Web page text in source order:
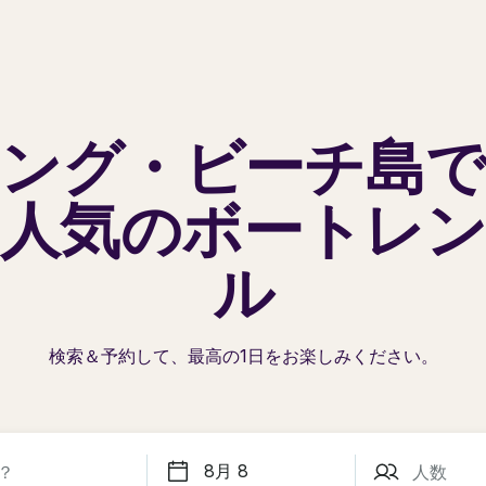
グ・ビーチ島で
気のボートレ
ル
検索＆予約して、最高の1日をお楽しみください。